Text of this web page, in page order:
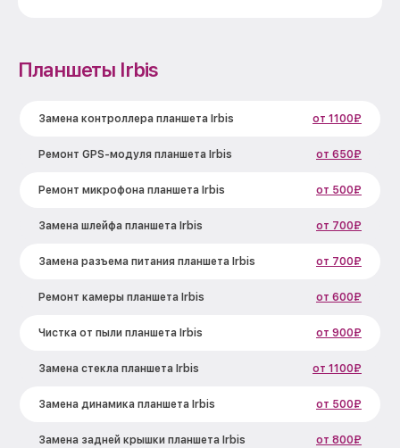
Планшеты Irbis
Замена контроллера планшета Irbis от 1100₽
Ремонт GPS-модуля планшета Irbis от 650₽
Ремонт микрофона планшета Irbis от 500₽
Замена шлейфа планшета Irbis от 700₽
Замена разъема питания планшета Irbis от 700₽
Ремонт камеры планшета Irbis от 600₽
Чистка от пыли планшета Irbis от 900₽
Замена стекла планшета Irbis от 1100₽
Замена динамика планшета Irbis от 500₽
Замена задней крышки планшета Irbis от 800₽